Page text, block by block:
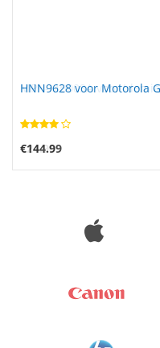
HNN9628 voor Motorola
€144.99